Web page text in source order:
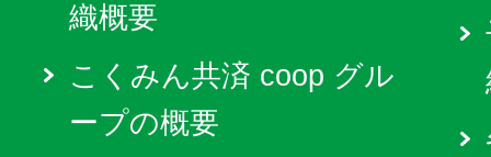
織概要
こくみん共済 coop グル
ープの概要